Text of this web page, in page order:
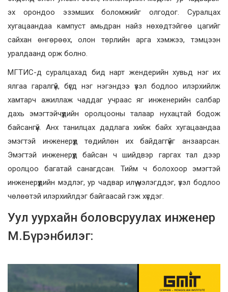
эх орондоо эзэмших боломжийг олгодог. Суралцах
хугацаандаа кампуст амьдран найз нөхөдтэйгөө цагийг
сайхан өнгөрөөх, олон төрлийн арга хэмжээ, тэмцээн
уралдаанд орж болно.
МГТИС-д суралцахад бид нарт жендерийн хувьд нэг их
ялгаа гаралгүй, бүгд нэг нэгэндээ үзэл бодлоо илэрхийлж
хамтарч ажиллаж чаддаг учраас яг инженерийн салбар
дахь эмэгтэйчүүдийн оролцооны талаар нухацтай бодож
байсангүй. Анх танилцах дадлага хийж байх хугацаандаа
эмэгтэй инженерүүд төдийлөн их байдаггүйг анзаарсан.
Эмэгтэй инженерүүд байсан ч шийдвэр гаргах тал дээр
оролцоо багатай санагдсан. Тийм ч болохоор эмэгтэй
инженерүүдийн мэдлэг, ур чадвар илүү үнэлэгддэг, үзэл бодлоо
чөлөөтэй илэрхийлдэг байгаасай гэж хүсдэг.
Уул уурхайн боловсруулах инженер
М.Бүрэнбилэг: